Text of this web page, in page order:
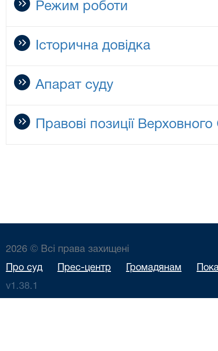
Режим роботи
Історична довідка
Апарат суду
Правові позиції
2026 © Всі права захищені
Про суд Прес-центр Громадянам
v1.38.1